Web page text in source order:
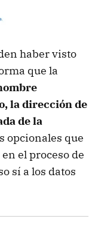
haber visto
que la
la dirección de
de la
opcionales que
el proceso de
sí a los datos